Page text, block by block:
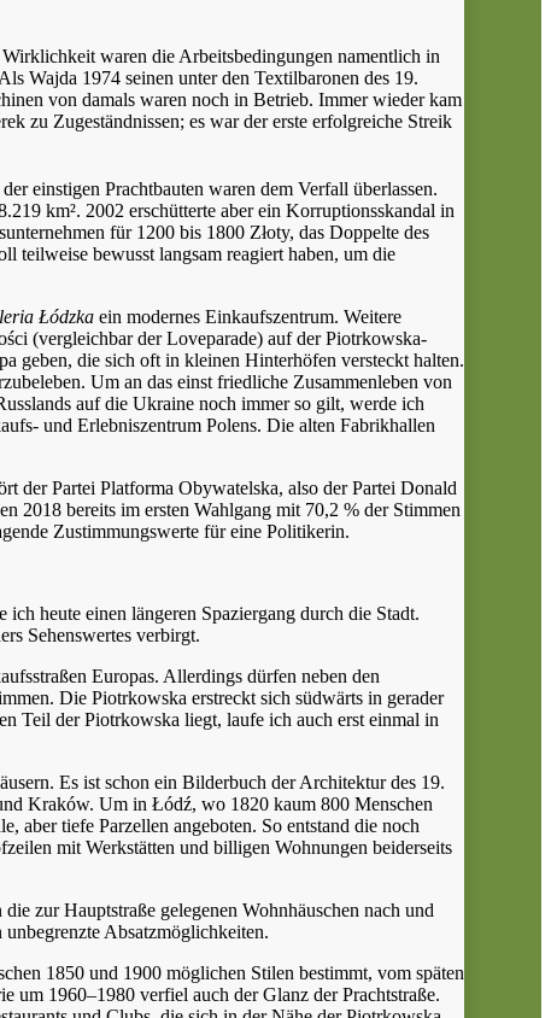
waren die Arbeitsbedingungen namentlich in
Wajda 1974 seinen unter den Textilbaronen des 19.
von damals waren noch in Betrieb. Immer wieder kam
zu Zugeständnissen; es war der erste erfolgreiche Streik
einstigen Prachtbauten waren dem Verfall überlassen.
km². 2002 erschütterte aber ein Korruptionsskandal in
für 1200 bis 1800 Złoty, das Doppelte des
teilweise bewusst langsam reagiert haben, um die
Łódzka ein modernes Einkaufszentrum. Weitere
(vergleichbar der Loveparade) auf der Piotrkowska-
geben, die sich oft in kleinen Hinterhöfen versteckt halten.
Um an das einst friedliche Zusammenleben von
auf die Ukraine noch immer so gilt, werde ich
und Erlebniszentrum Polens. Die alten Fabrikhallen
der Partei Platforma Obywatelska, also der Partei Donald
2018 bereits im ersten Wahlgang mit 70,2 % der Stimmen
Zustimmungswerte für eine Politikerin.
heute einen längeren Spaziergang durch die Stadt.
Sehenswertes verbirgt.
Europas. Allerdings dürfen neben den
Die Piotrkowska erstreckt sich südwärts in gerader
Teil der Piotrkowska liegt, laufe ich auch erst einmal in
Es ist schon ein Bilderbuch der Architektur des 19.
Kraków. Um in Łódź, wo 1820 kaum 800 Menschen
aber tiefe Parzellen angeboten. So entstand die noch
mit Werkstätten und billigen Wohnungen beiderseits
zur Hauptstraße gelegenen Wohnhäuschen nach und
Absatzmöglichkeiten.
1850 und 1900 möglichen Stilen bestimmt, vom späten
um 1960–1980 verfiel auch der Glanz der Prachtstraße.